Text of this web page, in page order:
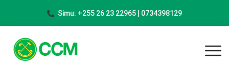
Simu: +255 26 23 22965 | 0734398129